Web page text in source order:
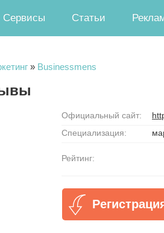
Сервисы Статьи
» Businessmens
Официальный сайт:
Специализация:
Рейтинг: